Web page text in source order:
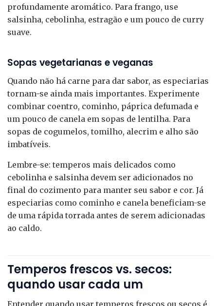
profundamente aromático. Para frango, use
salsinha, cebolinha, estragão e um pouco de curry
suave.
Sopas vegetarianas e veganas
Quando não há carne para dar sabor, as especiarias
tornam-se ainda mais importantes. Experimente
combinar coentro, cominho, páprica defumada e
um pouco de canela em sopas de lentilha. Para
sopas de cogumelos, tomilho, alecrim e alho são
imbatíveis.
Lembre-se: temperos mais delicados como
cebolinha e salsinha devem ser adicionados no
final do cozimento para manter seu sabor e cor. Já
especiarias como cominho e canela beneficiam-se
de uma rápida torrada antes de serem adicionadas
ao caldo.
Temperos frescos vs. secos:
quando usar cada um
Entender quando usar temperos frescos ou secos é